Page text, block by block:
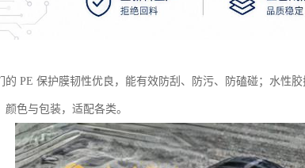
的 PE 保护膜韧性优良，能有效防刮、防污、防磕碰；水性
颜色与包装，适配各类。